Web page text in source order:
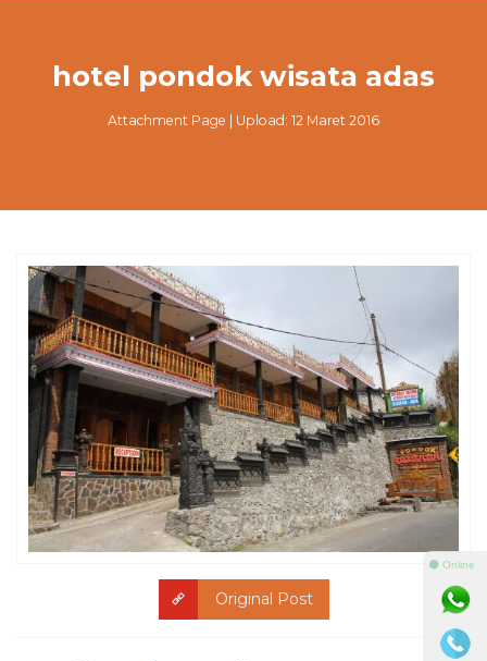
hotel pondok wisata adas
Attachment Page | Upload: 12 Maret 2016
Original Post
⚫ Online